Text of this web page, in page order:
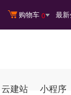
购物车 0 最
云建站 小程序